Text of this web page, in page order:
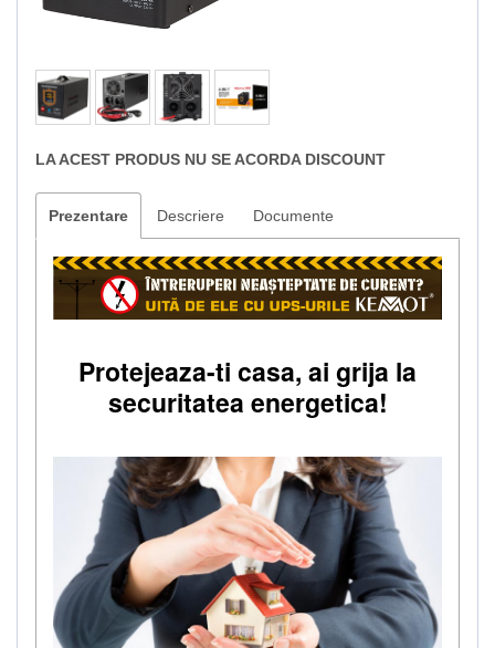
LA ACEST PRODUS NU SE ACORDA DISCOUNT
Prezentare Descriere Documente
Protejeaza-ti casa, ai grija la
securitatea energetica!